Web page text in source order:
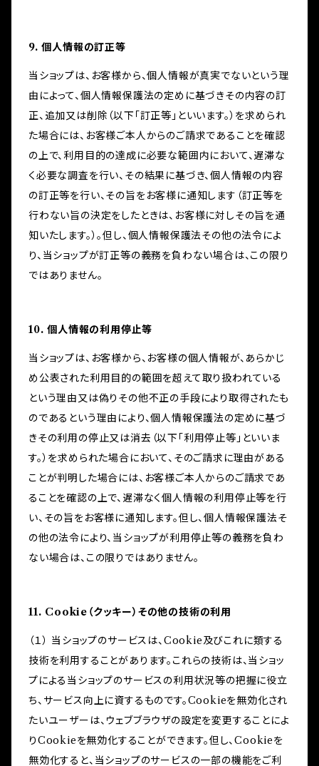
9. 個人情報の訂正等
当ショップは、お客様から、個人情報が真実でないという理
由によって、個人情報保護法の定めに基づきその内容の訂
正、追加又は削除（以下「訂正等」といいます。）を求められ
た場合には、お客様ご本人からのご請求であることを確認
の上で、利用目的の達成に必要な範囲内において、遅滞な
く必要な調査を行い、その結果に基づき、個人情報の内容
の訂正等を行い、その旨をお客様に通知します（訂正等を
行わない旨の決定をしたときは、お客様に対しその旨を通
知いたします。）。但し、個人情報保護法その他の法令によ
り、当ショップが訂正等の義務を負わない場合は、この限り
ではありません。
10. 個人情報の利用停止等
当ショップは、お客様から、お客様の個人情報が、あらかじ
め公表された利用目的の範囲を超えて取り扱われている
という理由又は偽りその他不正の手段により取得されたも
のであるという理由により、個人情報保護法の定めに基づ
きその利用の停止又は消去（以下「利用停止等」といいま
す。）を求められた場合において、そのご請求に理由がある
ことが判明した場合には、お客様ご本人からのご請求であ
ることを確認の上で、遅滞なく個人情報の利用停止等を行
い、その旨をお客様に通知します。但し、個人情報保護法そ
の他の法令により、当ショップが利用停止等の義務を負わ
ない場合は、この限りではありません。
11. Cookie（クッキー）その他の技術の利用
（１） 当ショップのサービスは、Cookie及びこれに類する
技術を利用することがあります。これらの技術は、当ショッ
プによる当ショップのサービスの利用状況等の把握に役立
ち、サービス向上に資するものです。Cookieを無効化され
たいユーザーは、ウェブブラウザの設定を変更することによ
りCookieを無効化することができます。但し、Cookieを
無効化すると、当ショップのサービスの一部の機能をご利